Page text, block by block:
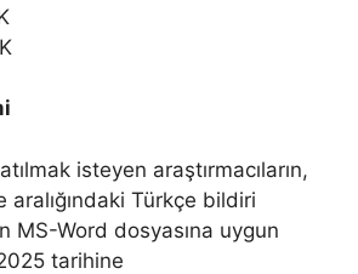
isteyen araştırmacıların,
Türkçe bildiri
MS-Word dosyasına uygun
tarihine